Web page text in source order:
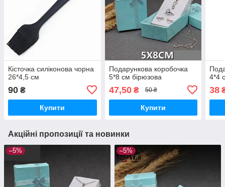
Кісточка силіконова чорна
26*4,5 см
90 ₴
Купити
Подарункова коробочка
5*8 см бірюзова
47,50₴ 50 ₴
Купити
4*4
38
Акційні пропозиції та новинки
–5% –5%